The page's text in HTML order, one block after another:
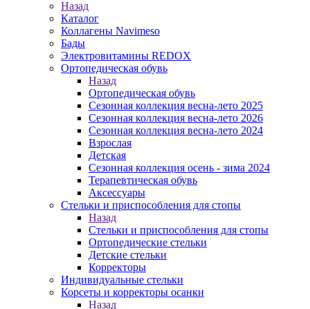
Назад
Каталог
Коллагены Navimeso
Бады
Электровитамины REDOX
Ортопедическая обувь
Назад
Ортопедическая обувь
Сезонная коллекция весна-лето 2025
Сезонная коллекция весна-лето 2026
Сезонная коллекция весна-лето 2024
Взрослая
Детская
Сезонная коллекция осень - зима 2024
Терапевтическая обувь
Аксессуары
Стельки и приспособления для стопы
Назад
Стельки и приспособления для стопы
Ортопедические стельки
Детские стельки
Корректоры
Индивидуальные стельки
Корсеты и корректоры осанки
Назад